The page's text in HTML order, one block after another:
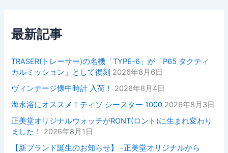
最新記事
TRASER(トレーサー)の名機「TYPE-6」が「P65 タクティ
カルミッション」として復刻 2026年8月6日
ヴィンテージ懐中時計 入荷！
2026年8月4日
海水浴にオススメ！ティソ シースター 1000 2026年8月3日
正美堂オリジナルウォッチがRONT(ロント)に生まれ変わり
ました！
2026年8月1日
【新ブランド誕生のお知らせ】 -正美堂オリジナルから